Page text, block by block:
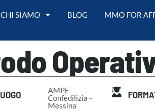
CHI SIAMO BLOG MMO FOR
AMPE
Confedilizia -
Messina